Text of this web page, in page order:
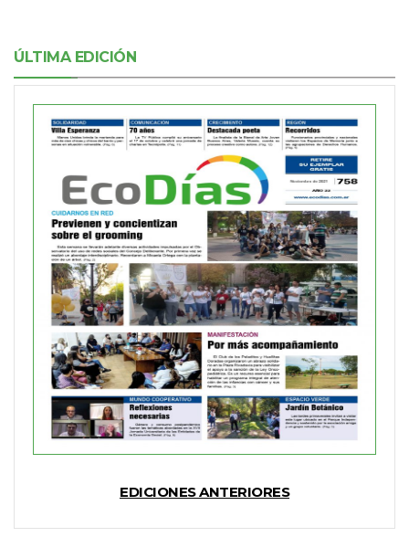
ÚLTIMA EDICIÓN
EDICIONES ANTERIORES